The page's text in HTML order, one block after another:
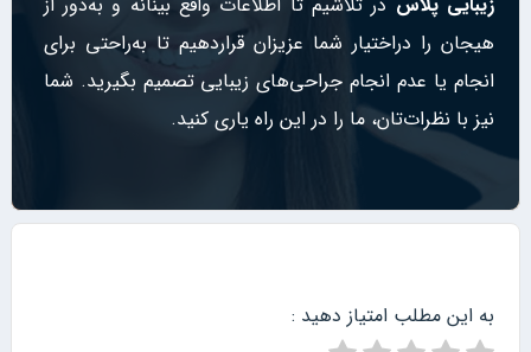
هیجان را دراختیار شما عزیزان قراردهیم تا به‌راحتی برای
انجام یا عدم انجام جراحی‌های زیبایی تصمیم بگیرید. شما
نیز با نظرات‌تان، ما را در این راه یاری کنید.
به این مطلب امتیاز دهید :